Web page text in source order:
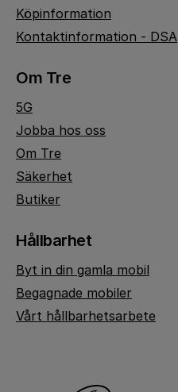
Köpinformation
Kontaktinformation - DSA
Om Tre
5G
Jobba hos oss
Om Tre
Säkerhet
Butiker
Hållbarhet
Byt in din gamla mobil
Begagnade mobiler
Vårt hållbarhetsarbete